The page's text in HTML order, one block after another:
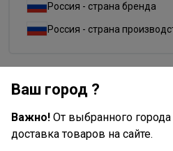
Россия - страна бренда
Россия - страна
Доставка
Стоимость и способы доставки
оформлении заказа.
Ваш город ?
Важно! От выбранного города
доставка товаров на сайте.